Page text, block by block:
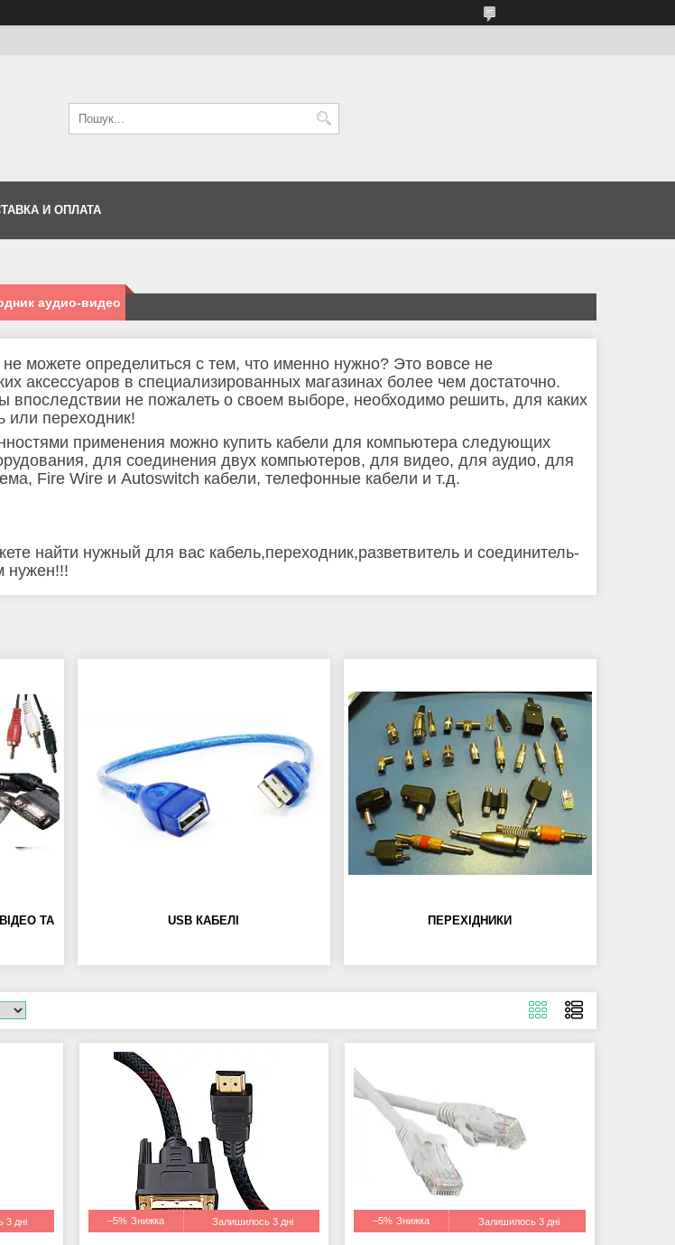
И ОПЛАТА
аудио-видео
можете определиться с тем, что именно нужно? Это вовсе не
аксессуаров в специализированных магазинах более чем достаточно.
впоследствии не пожалеть о своем выборе, необходимо решить, для каких
или переходник!
применения можно купить кабели для компьютера следующих
для соединения двух компьютеров, для видео, для аудио, для
Fire Wire и Autoswitch кабели, телефонные кабели и т.д.
найти нужный для вас кабель,переходник,разветвитель и соединитель-
нужен!!!
ТА
USB КАБЕЛІ ПЕРЕХІДНИКИ
3 дні –5% Залишилось 3 дні –5% Залишилось 3 дні